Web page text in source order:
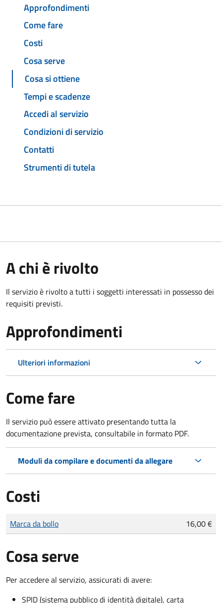
Approfondimenti
Come fare
Costi
Cosa serve
Cosa si ottiene
Tempi e scadenze
Accedi al servizio
Condizioni di servizio
Contatti
Strumenti di tutela
A chi è rivolto
Il servizio è rivolto a tutti i soggetti interessati in possesso dei
requisiti previsti.
Approfondimenti
Ulteriori informazioni
Come fare
Il servizio può essere attivato presentando tutta la
documentazione prevista, consultabile in formato PDF.
Moduli da compilare e documenti da allegare
Costi
Tipo di pagamento
Importo
Marca da bollo 16,00 €
Cosa serve
Per accedere al servizio, assicurati di avere:
SPID (sistema pubblico di identità digitale), carta